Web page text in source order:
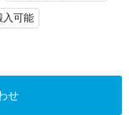
入可能
せ